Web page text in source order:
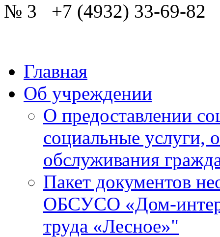
№ 3 +7 (4932) 33-69-82
Главная
Об учреждении
О предоставлении
социальные услуги,
обслуживания
Пакет документов
ОБСУСО «Дом-
труда «Лесное»"